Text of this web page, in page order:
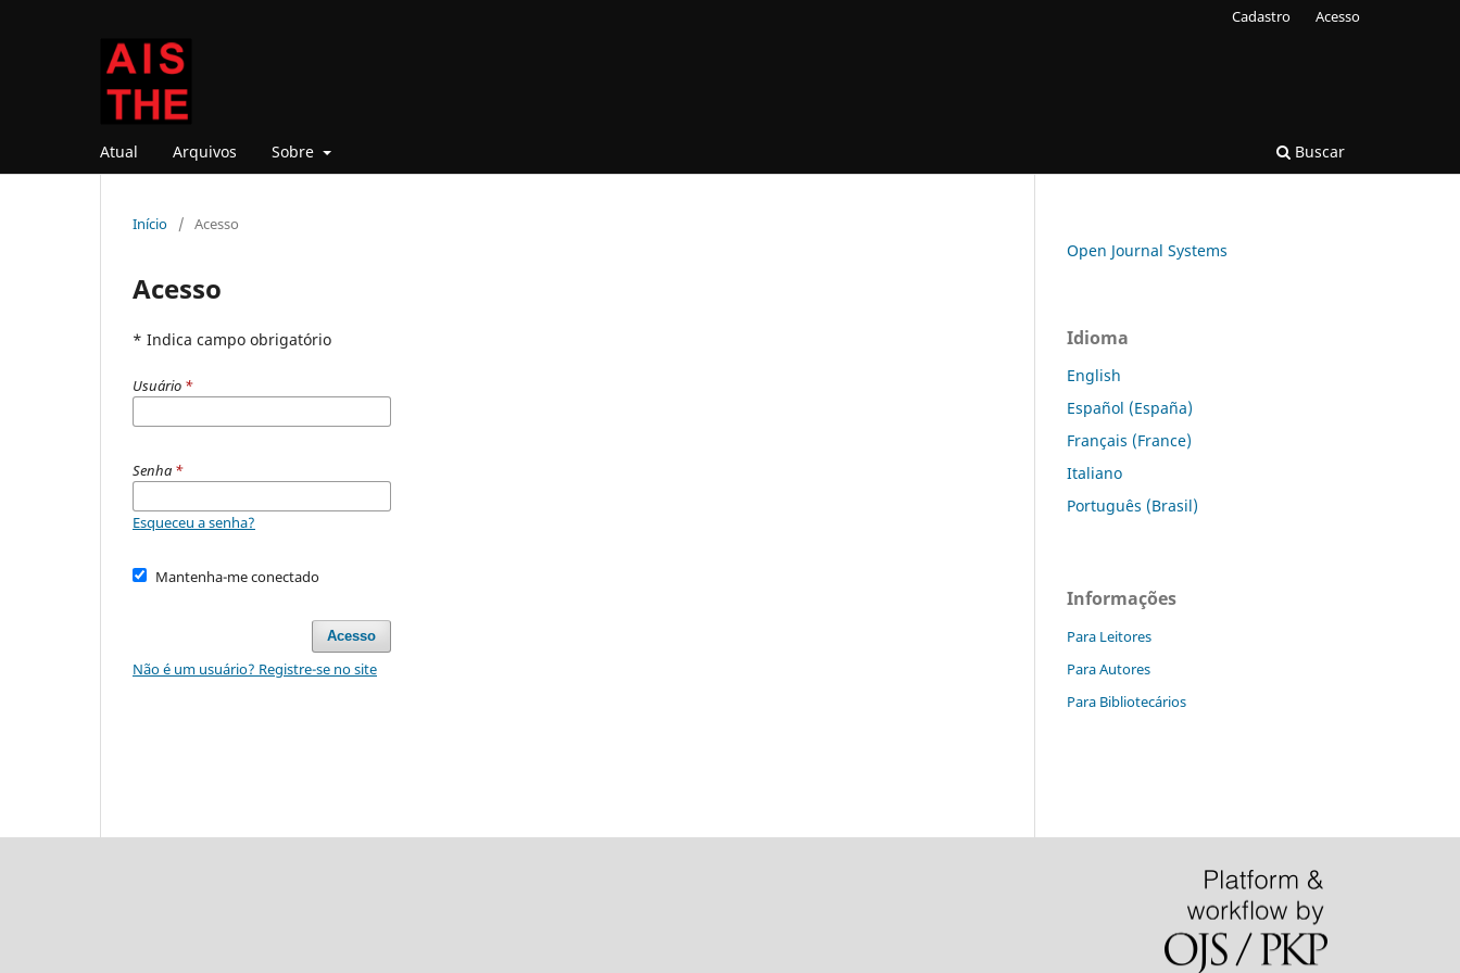
Atual Arquivos Sobre Buscar
Cadastro Acesso
Início / Acesso
Acesso
* Indica campo obrigatório
Usuário *
Senha *
Esqueceu a senha?
Mantenha-me conectado
Acesso
Não é um usuário? Registre-se no site
Open Journal Systems
Idioma
English
Español (España)
Français (France)
Italiano
Português (Brasil)
Informações
Para Leitores
Para Autores
Para Bibliotecários